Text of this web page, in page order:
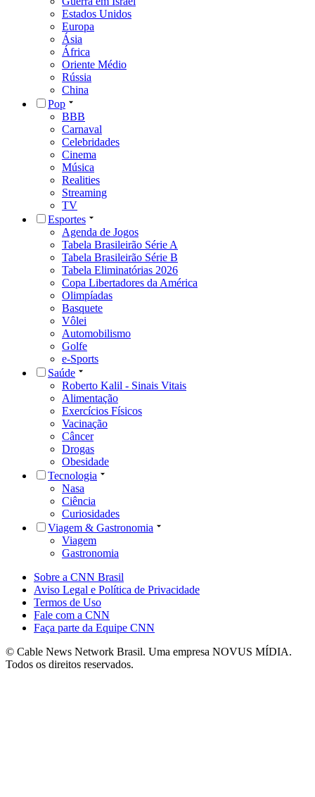
Estados Unidos
Europa
Ásia
África
Oriente Médio
Rússia
China
Pop
BBB
Carnaval
Celebridades
Cinema
Música
Realities
Streaming
TV
Esportes
Agenda de Jogos
Tabela Brasileirão Série A
Tabela Brasileirão Série B
Tabela Eliminatórias 2026
Copa Libertadores da América
Olimpíadas
Basquete
Vôlei
Automobilismo
Golfe
e-Sports
Saúde
Roberto Kalil - Sinais Vitais
Alimentação
Exercícios Físicos
Vacinação
Câncer
Drogas
Obesidade
Tecnologia
Nasa
Ciência
Curiosidades
Viagem & Gastronomia
Viagem
Gastronomia
Sobre a CNN Brasil
Aviso Legal e Política de Privacidade
Termos de Uso
Fale com a CNN
Faça parte da Equipe CNN
© Cable News Network Brasil. Uma empresa NOVUS MÍDIA.
Todos os direitos reservados.